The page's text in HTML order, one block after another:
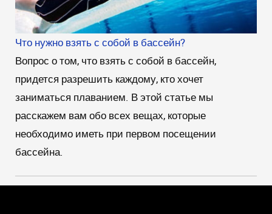
Что нужно взять с собой в бассейн?
Вопрос о том, что взять с собой в бассейн,
придется разрешить каждому, кто хочет
заниматься плаванием. В этой статье мы
расскажем вам обо всех вещах, которые
необходимо иметь при первом посещении
бассейна.